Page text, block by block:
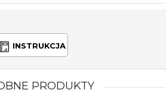
INSTRUKCJA
PRODUKTY